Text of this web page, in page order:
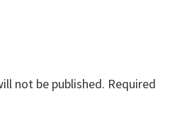
not be published. Required